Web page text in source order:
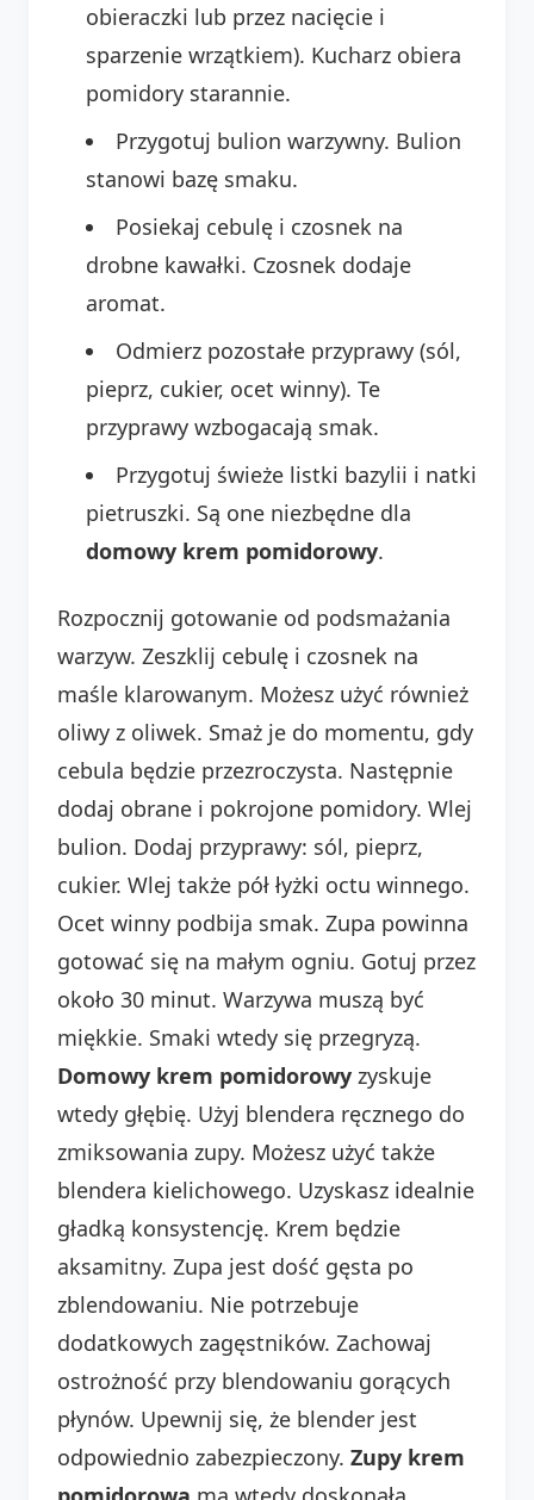
obieraczki lub przez nacięcie i
sparzenie wrzątkiem). Kucharz obiera
pomidory starannie.
Przygotuj bulion warzywny. Bulion
stanowi bazę smaku.
Posiekaj cebulę i czosnek na
drobne kawałki. Czosnek dodaje
aromat.
Odmierz pozostałe przyprawy (sól,
pieprz, cukier, ocet winny). Te
przyprawy wzbogacają smak.
Przygotuj świeże listki bazylii i natki
pietruszki. Są one niezbędne dla
domowy krem pomidorowy.
Rozpocznij gotowanie od podsmażania
warzyw. Zeszklij cebulę i czosnek na
maśle klarowanym. Możesz użyć również
oliwy z oliwek. Smaż je do momentu, gdy
cebula będzie przezroczysta. Następnie
dodaj obrane i pokrojone pomidory. Wlej
bulion. Dodaj przyprawy: sól, pieprz,
cukier. Wlej także pół łyżki octu winnego.
Ocet winny podbija smak. Zupa powinna
gotować się na małym ogniu. Gotuj przez
około 30 minut. Warzywa muszą być
miękkie. Smaki wtedy się przegryzą.
Domowy krem pomidorowy zyskuje
wtedy głębię. Użyj blendera ręcznego do
zmiksowania zupy. Możesz użyć także
blendera kielichowego. Uzyskasz idealnie
gładką konsystencję. Krem będzie
aksamitny. Zupa jest dość gęsta po
zblendowaniu. Nie potrzebuje
dodatkowych zagęstników. Zachowaj
ostrożność przy blendowaniu gorących
płynów. Upewnij się, że blender jest
odpowiednio zabezpieczony. Zupy krem